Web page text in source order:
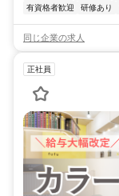
有資格者歓迎
研修あり
同じ企業の求人
正社員